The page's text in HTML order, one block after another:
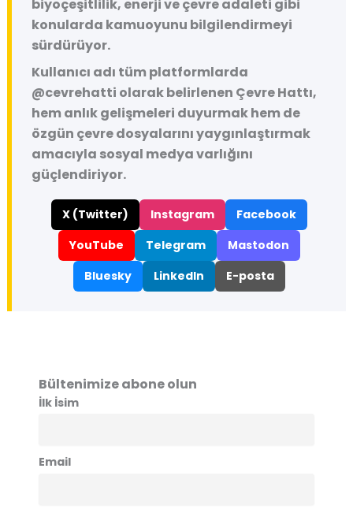
biyoçeşitlilik, enerji ve çevre adaleti gibi
konularda kamuoyunu bilgilendirmeyi
sürdürüyor.
Kullanıcı adı tüm platformlarda
@cevrehatti olarak belirlenen Çevre Hattı,
hem anlık gelişmeleri duyurmak hem de
özgün çevre dosyalarını yaygınlaştırmak
amacıyla sosyal medya varlığını
güçlendiriyor.
X (Twitter) Instagram
Facebook
YouTube
Telegram
Mastodon
Bluesky
LinkedIn E-posta
Bültenimize abone olun
İlk İsim
Email